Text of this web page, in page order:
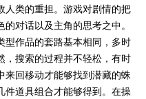
人类的重担。游戏对剧情的把
对话以及主角的思考之中。
型作品的套路基本相同，多时
，搜索的过程并不轻松，有时
回移动才能够找到潜藏的蛛
件道具组合才能够得到。在操